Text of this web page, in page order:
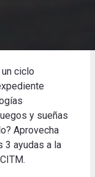
ciclo
y sueñas
Aprovecha
3 ayudas a la